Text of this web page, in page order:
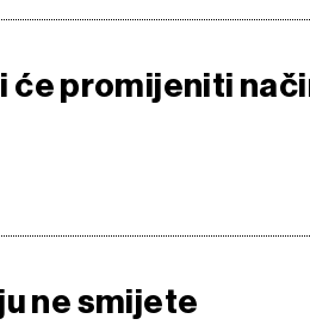
će promijeniti
ne smijete